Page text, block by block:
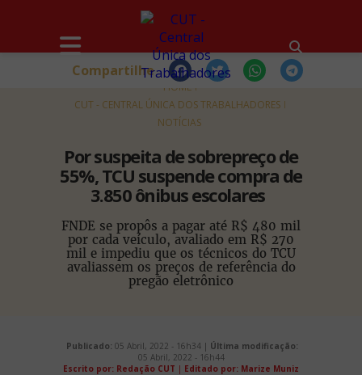
HOME
CUT - CENTRAL ÚNICA DOS TRABALHADORES
NOTÍCIAS
Por suspeita de sobrepreço de
55%, TCU suspende compra de
3.850 ônibus escolares
FNDE se propôs a pagar até R$ 480 mil
por cada veículo, avaliado em R$ 270
mil e impediu que os técnicos do TCU
avaliassem os preços de referência do
pregão eletrônico
Compartilhe
Publicado: 05 Abril, 2022 - 16h34 | Última modificação:
05 Abril, 2022 - 16h44
Escrito por: Redação CUT | Editado por: Marize Muniz